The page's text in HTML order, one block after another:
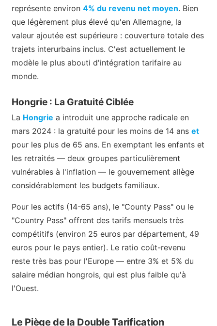
représente environ 4% du revenu net moyen. Bien
que légèrement plus élevé qu'en Allemagne, la
valeur ajoutée est supérieure : couverture totale des
trajets interurbains inclus. C'est actuellement le
modèle le plus abouti d'intégration tarifaire au
monde.
Hongrie : La Gratuité Ciblée
La Hongrie a introduit une approche radicale en
mars 2024 : la gratuité pour les moins de 14 ans et
pour les plus de 65 ans. En exemptant les enfants et
les retraités — deux groupes particulièrement
vulnérables à l'inflation — le gouvernement allège
considérablement les budgets familiaux.
Pour les actifs (14-65 ans), le "County Pass" ou le
"Country Pass" offrent des tarifs mensuels très
compétitifs (environ 25 euros par département, 49
euros pour le pays entier). Le ratio coût-revenu
reste très bas pour l'Europe — entre 3% et 5% du
salaire médian hongrois, qui est plus faible qu'à
l'Ouest.
Le Piège de la Double Tarification